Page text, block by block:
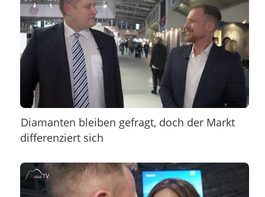
Diamanten bleiben gefragt, doch der Markt
differenziert sich